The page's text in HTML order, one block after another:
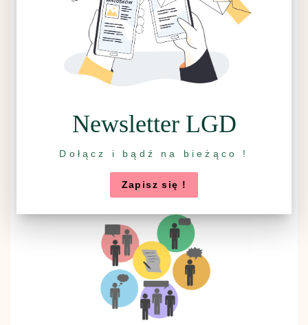
Ankieta LSR 2014-2020
Rzuć wszystko, idź na grzyby
Newsletter LGD
Dołącz i bądź na bieżąco !
Zapisz się !